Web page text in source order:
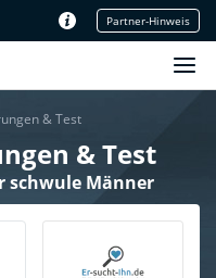
Partner-Hinweis
& Test
& Test
schwule Männer